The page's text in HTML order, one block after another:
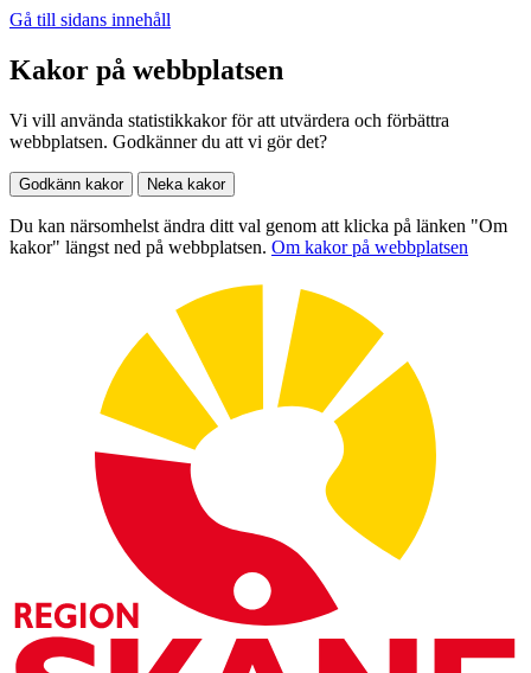
Gå till sidans innehåll
Kakor på webbplatsen
Vi vill använda statistikkakor för att utvärdera och förbättra
webbplatsen. Godkänner du att vi gör det?
Godkänn kakor Neka kakor
Du kan närsomhelst ändra ditt val genom att klicka på länken "Om
kakor" längst ned på webbplatsen. Om kakor på webbplatsen